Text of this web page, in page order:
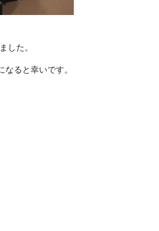
した。
ると幸いです。